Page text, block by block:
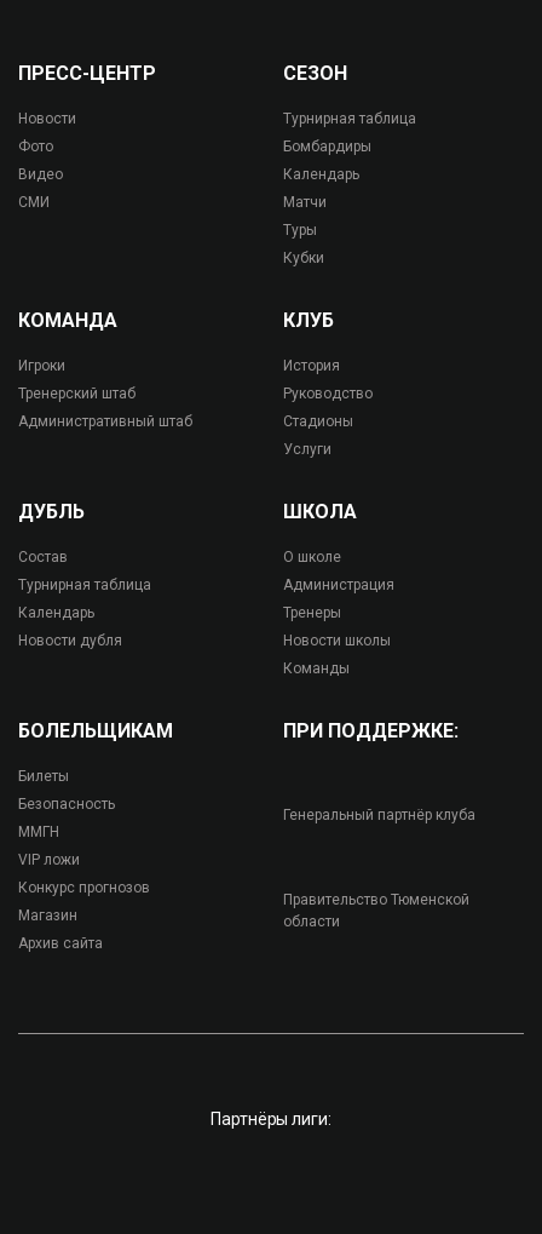
ПРЕСС-ЦЕНТР
Новости
Фото
Видео
СМИ
СЕЗОН
Турнирная таблица
Бомбардиры
Календарь
Матчи
Туры
Кубки
КОМАНДА
Игроки
Тренерский штаб
Административный штаб
КЛУБ
История
Руководство
Стадионы
Услуги
ДУБЛЬ
Состав
Турнирная таблица
Календарь
Новости дубля
ШКОЛА
О школе
Администрация
Тренеры
Новости школы
Команды
БОЛЕЛЬЩИКАМ
Билеты
Безопасность
ММГН
VIP ложи
Конкурс прогнозов
Магазин
Архив сайта
ПРИ ПОДДЕРЖКЕ:
Генеральный партнёр клуба
Правительство Тюменской
области
Партнёры лиги: